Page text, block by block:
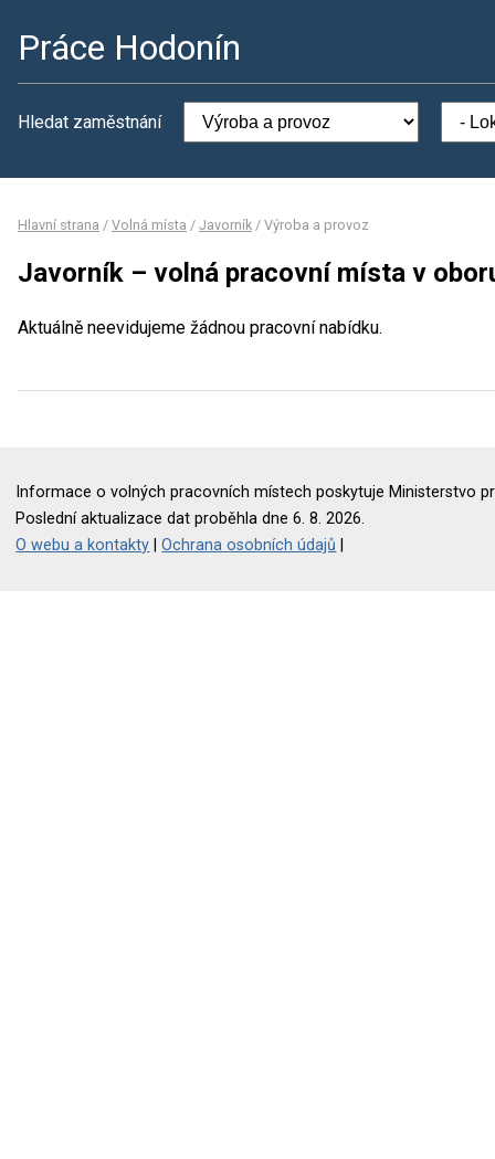
Práce Hodonín
Hledat zaměstnání
Hlavní strana / Volná místa / Javorník / Výroba a provoz
Javorník – volná pracovní místa v
Aktuálně neevidujeme žádnou pracovní nabídku.
Informace o volných pracovních místech poskytuje Ministerstvo
Poslední aktualizace dat proběhla dne 6. 8. 2026.
O webu a kontakty |Ochrana osobních údajů